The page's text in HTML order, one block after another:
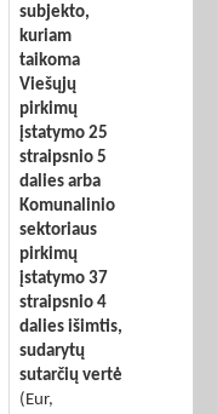
subjekto,
kuriam
taikoma
Viešųjų
pirkimų
įstatymo 25
straipsnio 5
dalies arba
Komunalinio
sektoriaus
pirkimų
įstatymo 37
straipsnio 4
dalies išimtis,
sudarytų
sutarčių vertė
(Eur,